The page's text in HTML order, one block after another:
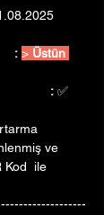
Belge Türü				: > Üstün
Durum					: ✅
ve
Kod  ile